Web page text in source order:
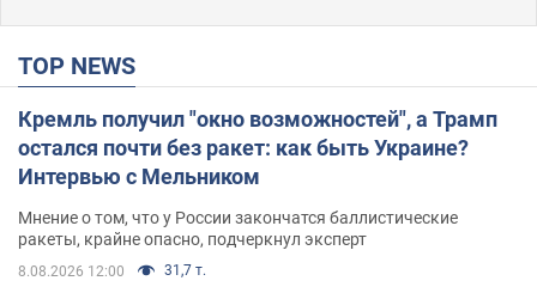
TOP NEWS
Кремль получил "окно возможностей", а Трамп
остался почти без ракет: как быть Украине?
Интервью с Мельником
Мнение о том, что у России закончатся баллистические
ракеты, крайне опасно, подчеркнул эксперт
8.08.2026 12:00 31,7 т.